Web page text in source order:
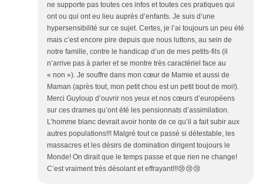
ne supporte pas toutes ces infos et toutes ces pratiques qui
ont ou qui ont eu lieu auprès d’enfants. Je suis d’une
hypersensibilité sur ce sujet. Certes, je l’ai toujours un peu été
mais c’est encore pire depuis que nous luttons, au sein de
notre famille, contre le handicap d’un de mes petits-fils (il
n’arrive pas à parler et se montre très caractériel face au
« non »). Je souffre dans mon cœur de Mamie et aussi de
Maman (après tout, mon petit chou est un petit bout de moi!).
Merci Guyloup d’ouvrir nos yeux et nos cœurs d’européens
sur ces drames qu’ont été les pensionnats d’assimilation.
L’homme blanc devrait avoir honte de ce qu’il a fait subir aux
autres populations!!! Malgré tout ce passé si détestable, les
massacres et les désirs de domination dirigent toujours le
Monde! On dirait que le temps passe et que rien ne change!
C’est vraiment très désolant et effrayant!!!😢😢😢